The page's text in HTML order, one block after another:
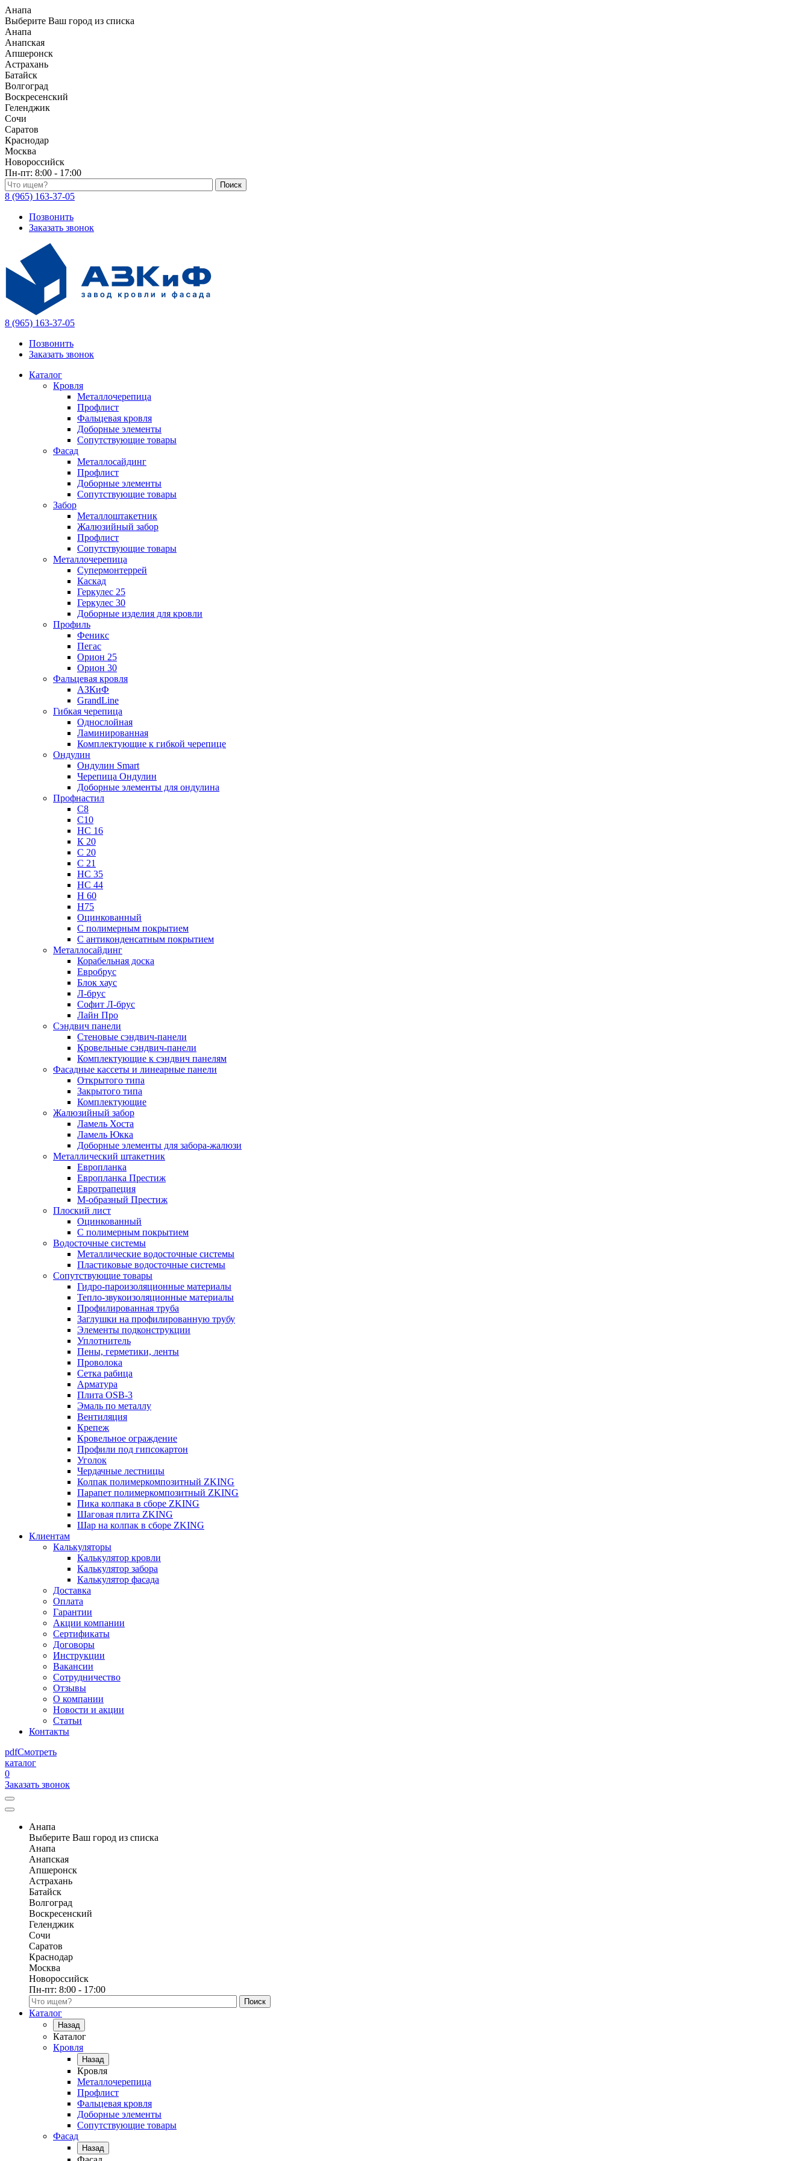
Анапа
Выберите Ваш город из списка
Анапа
Анапская
Апшеронск
Астрахань
Батайск
Волгоград
Воскресенский
Геленджик
Сочи
Саратов
Краснодар
Москва
Новороссийск
Пн-пт: 8:00 - 17:00
Поиск по каталогу
8 (965) 163-37-05
Позвонить
Заказать звонок
8 (965) 163-37-05
Позвонить
Заказать звонок
Каталог
Кровля
Металлочерепица
Профлист
Фальцевая кровля
Доборные элементы
Сопутствующие товары
Фасад
Металлосайдинг
Профлист
Доборные элементы
Сопутствующие товары
Забор
Металлоштакетник
Жалюзийный забор
Профлист
Сопутствующие товары
Металлочерепица
Супермонтеррей
Каскад
Геркулес 25
Геркулес 30
Доборные изделия для кровли
Профиль
Феникс
Пегас
Орион 25
Орион 30
Фальцевая кровля
АЗКиФ
GrandLine
Гибкая черепица
Однослойная
Ламинированная
Комплектующие к гибкой черепице
Ондулин
Ондулин Smart
Черепица Ондулин
Доборные элементы для ондулина
Профнастил
С8
С10
НС 16
К 20
С 20
С 21
НС 35
НС 44
Н 60
Н75
Оцинкованный
С полимерным покрытием
С антиконденсатным покрытием
Металлосайдинг
Корабельная доска
Евробрус
Блок хаус
Л-брус
Софит Л-брус
Лайн Про
Сэндвич панели
Стеновые сэндвич-панели
Кровельные сэндвич-панели
Комплектующие к сэндвич панелям
Фасадные кассеты и линеарные панели
Открытого типа
Закрытого типа
Комплектующие
Жалюзийный забор
Ламель Хоста
Ламель Юкка
Доборные элементы для забора-жалюзи
Металлический штакетник
Европланка
Европланка Престиж
Евротрапеция
М-образный Престиж
Плоский лист
Оцинкованный
С полимерным покрытием
Водосточные системы
Металлические водосточные системы
Пластиковые водосточные системы
Сопутствующие товары
Гидро-пароизоляционные материалы
Тепло-звукоизоляционные материалы
Профилированная труба
Заглушки на профилированную трубу
Элементы подконструкции
Уплотнитель
Пены, герметики, ленты
Проволока
Сетка рабица
Арматура
Плита OSB-3
Эмаль по металлу
Вентиляция
Крепеж
Кровельное ограждение
Профили под гипсокартон
Уголок
Чердачные лестницы
Колпак полимеркомпозитный ZKING
Парапет полимеркомпозитный ZKING
Пика колпака в сборе ZKING
Шаговая плита ZKING
Шар на колпак в сборе ZKING
Клиентам
Калькуляторы
Калькулятор кровли
Калькулятор забора
Калькулятор фасада
Доставка
Оплата
Гарантии
Акции компании
Сертификаты
Договоры
Инструкции
Вакансии
Сотрудничество
Отзывы
О компании
Новости и акции
Статьи
Контакты
pdfСмотреть
каталог
0
Заказать звонок
Анапа
Выберите Ваш город из списка
Анапа
Анапская
Апшеронск
Астрахань
Батайск
Волгоград
Воскресенский
Геленджик
Сочи
Саратов
Краснодар
Москва
Новороссийск
Пн-пт: 8:00 - 17:00
Поиск по каталогу
Каталог
Назад
Каталог
Кровля
Назад
Кровля
Металлочерепица
Профлист
Фальцевая кровля
Доборные элементы
Сопутствующие товары
Фасад
Назад